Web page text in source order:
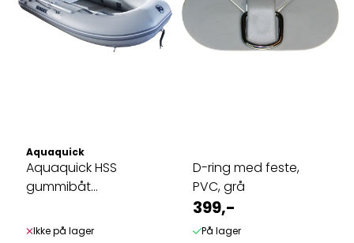
Aquaquick
Aquaquick HSS
gummibåt
Ikke på lager
D-ring med feste,
PVC, grå
399,-
På lager